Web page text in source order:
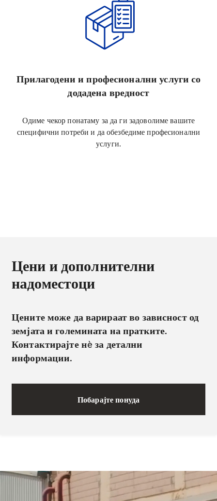
Прилагодени и професионални услуги со
додадена вредност
Одиме чекор понатаму за да ги задоволиме вашите
специфични потреби и да обезбедиме професионални
услуги.
Цени и дополнителни
надоместоци
Цените може да варираат во зависност од
земјата и големината на пратките.
Контактирајте нè за детални
информации.
Побарајте понуда